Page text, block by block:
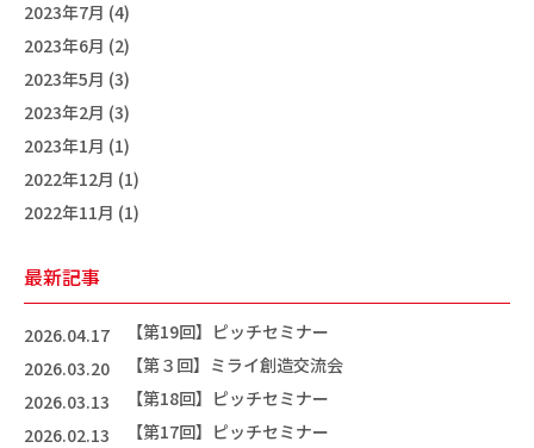
2023年7月 (4)
2023年6月 (2)
2023年5月 (3)
2023年2月 (3)
2023年1月 (1)
2022年12月 (1)
2022年11月 (1)
最新記事
2026.04.17
【第19回】ピッチセミナー
2026.03.20
【第３回】ミライ創造交流会
2026.03.13
【第18回】ピッチセミナー
2026.02.13
【第17回】ピッチセミナー